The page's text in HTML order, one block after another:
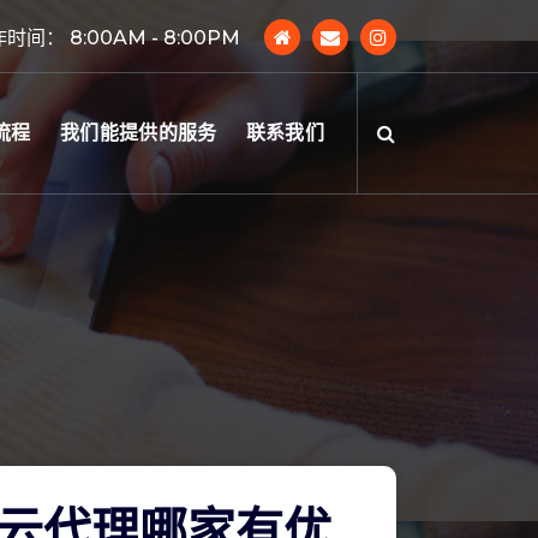
时间： 8:00AM - 8:00PM
程 我们能提供的服务 联系我们